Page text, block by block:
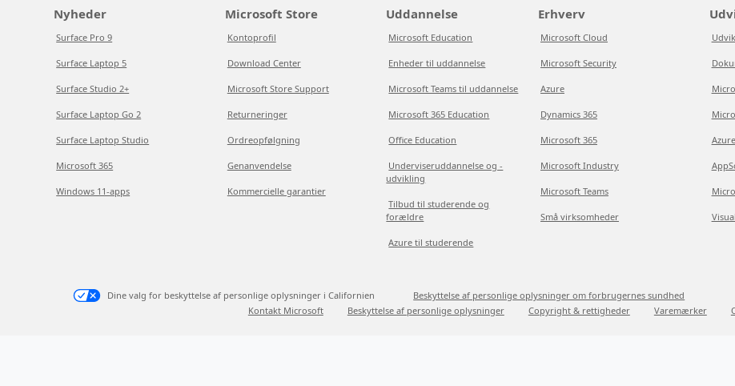
Nyheder
Surface Pro 9
Surface Laptop 5
Surface Studio 2+
Surface Laptop Go 2
Surface Laptop Studio
Microsoft 365
Windows 11-apps
Microsoft Store
Kontoprofil
Download Center
Microsoft Store Support
Returneringer
Ordreopfølgning
Genanvendelse
Kommercielle garantier
Uddannelse
Microsoft Education
Enheder til uddannelse
Microsoft Teams til uddannelse
Microsoft 365 Education
Office Education
Underviseruddannelse og -
udvikling
Tilbud til studerende og
forældre
Azure til studerende
Erhverv
Microsoft Cloud
Microsoft Security
Azure
Dynamics 365
Microsoft 365
Microsoft Industry
Microsoft Teams
Små virksomheder
Dine valg for beskyttelse af personlige oplysninger i Californien
Beskyttelse af personlige oplysninger om forbrugernes sundhed
Kontakt Microsoft
Beskyttelse af personlige oplysninger Copyright & rettigheder Varemærker